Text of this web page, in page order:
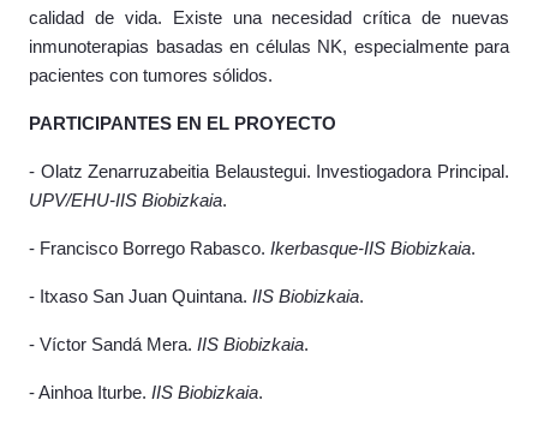
calidad de vida. Existe una necesidad crítica de nuevas
inmunoterapias basadas en células NK, especialmente para
pacientes con tumores sólidos.
PARTICIPANTES EN EL PROYECTO
- Olatz Zenarruzabeitia Belaustegui. Investiogadora Principal.
UPV/EHU-IIS Biobizkaia.
- Francisco Borrego Rabasco. Ikerbasque-IIS Biobizkaia.
- Itxaso San Juan Quintana. IIS Biobizkaia.
- Víctor Sandá Mera. IIS Biobizkaia.
- Ainhoa Iturbe. IIS Biobizkaia.